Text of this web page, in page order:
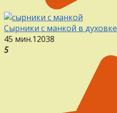
Сырники с манкой в духовке
45 мин.12038
5